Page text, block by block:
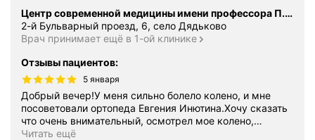
Центр современной медицины имени профессора П. Г. Швальба
2-й Бульварный проезд, 6, село Дядьково
Врач принимает ещё в 1-ой клинике
Отзывы пациентов:
5 января
Добрый вечер!У меня сильно болело колено, и мне
посоветовали ортопеда Евгения Инютина.Хочу сказать
что очень внимательный, осмотрел мое колено,…
Читать ещё